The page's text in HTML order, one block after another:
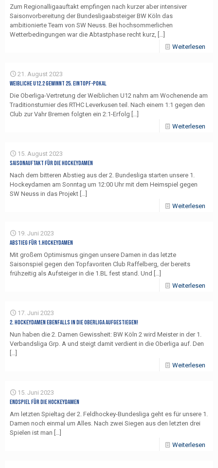
Zum Regionalligaauftakt empfingen nach kurzer aber intensiver
Saisonvorbereitung der Bundesligaabsteiger BW Köln das
ambitionierte Team von SW Neuss. Bei hochsommerlichen
Wetterbedingungen war die Abtastphase recht kurz, […]
Weiterlesen
21. August 2023
Weibliche U12.2 gewinnt 25. Eintopf-Pokal
Die Oberliga-Vertretung der Weiblichen U12 nahm am Wochenende am
Traditionsturnier des RTHC Leverkusen teil. Nach einem 1:1 gegen den
Club zur Vahr Bremen folgten ein 2:1-Erfolg […]
Weiterlesen
15. August 2023
Saisonauftakt für die Hockeydamen
Nach dem bitteren Abstieg aus der 2. Bundesliga starten unsere 1.
Hockeydamen am Sonntag um 12:00 Uhr mit dem Heimspiel gegen
SW Neuss in das Projekt […]
Weiterlesen
19. Juni 2023
Abstieg für 1.Hockeydamen
Mit großem Optimismus gingen unsere Damen in das letzte
Saisonspiel gegen den Topfavoriten Club Raffelberg, der bereits
frühzeitig als Aufsteiger in die 1.BL fest stand. Und […]
Weiterlesen
17. Juni 2023
2. Hockeydamen ebenfalls in die Oberliga aufgestiegen!
Nun haben die 2. Damen Gewissheit: BW Köln 2 wird Meister in der 1.
Verbandsliga Grp. A und steigt damit verdient in die Oberliga auf. Den
[…]
Weiterlesen
15. Juni 2023
Endspiel für die Hockeydamen
Am letzten Spieltag der 2. Feldhockey-Bundesliga geht es für unsere 1.
Damen noch einmal um Alles. Nach zwei Siegen aus den letzten drei
Spielen ist man […]
Weiterlesen